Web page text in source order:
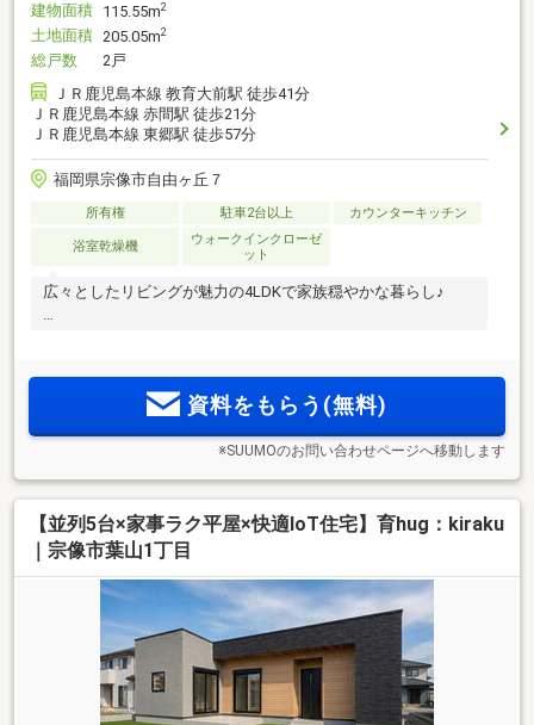
建物面積 115.55m2
土地面積 205.05m2
総戸数
2戸
ＪＲ鹿児島本線 教育大前駅 徒歩41分
ＪＲ鹿児島本線 赤間駅 徒歩21分
ＪＲ鹿児島本線 東郷駅 徒歩57分
福岡県宗像市自由ヶ丘７
所有権 駐車2台以上 カウンターキッチン
浴室乾燥機
ウォークインクローゼ
ット
広々としたリビングが魅力の4LDKで家族穏やかな暮らし♪
資料をもらう(無料)
※SUUMOのお問い合わせページへ移動します
【並列5台×家事ラク平屋×快適IoT住宅】育hug：kiraku
｜宗像市葉山1丁目